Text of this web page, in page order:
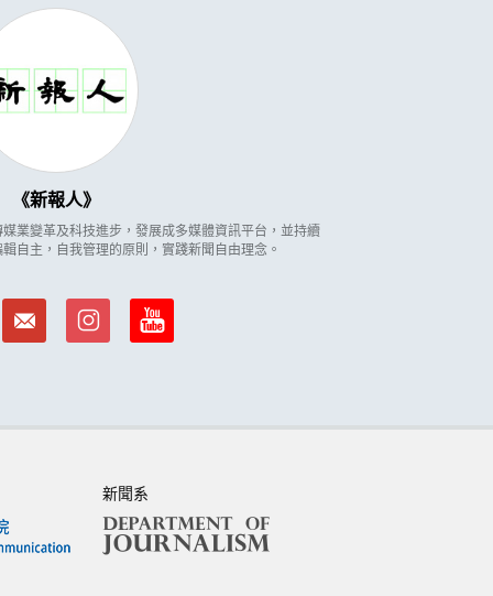
新報人
業變革及科技進步，發展成多媒體資訊平台，並持續
自主，自我管理的原則，實踐新聞自由理念。
新聞系